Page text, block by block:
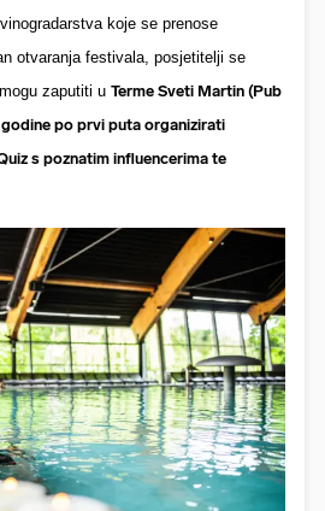
koje se prenose
otvaranja festivala, posjetitelji se
zaputiti u Terme Sveti Martin (Pub
po prvi puta organizirati
s poznatim influencerima te